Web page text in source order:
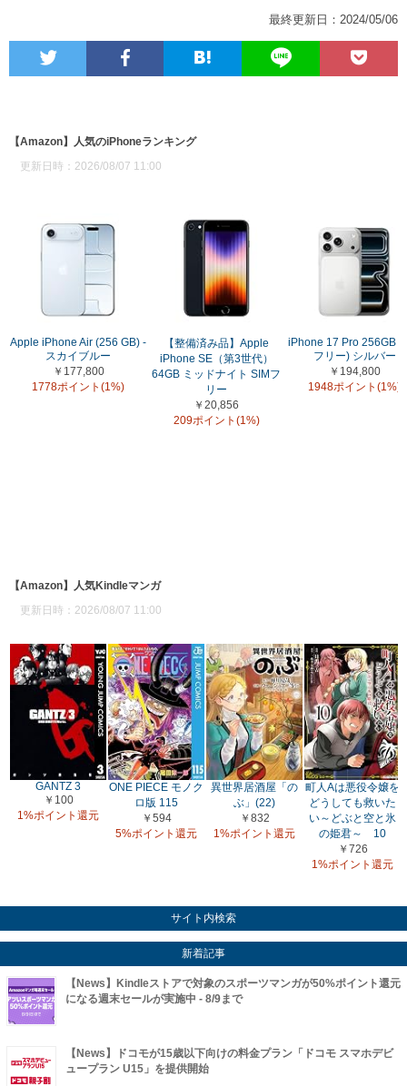
最終更新日：2024/05/06
【Amazon】人気のiPhoneランキング
更新日時：2026/08/07 11:00
Apple iPhone Air (256 GB) -
スカイブルー
￥177,800
1778ポイント(1%)
【整備済み品】Apple
iPhone SE（第3世代）
64GB ミッドナイト SIMフ
リー
￥20,856
209ポイント(1%)
iPhone 17 Pro 256GB
フリー) シルバー
￥194,800
1948ポイント(1%)
【Amazon】人気Kindleマンガ
更新日時：2026/08/07 11:00
GANTZ 3
￥100
1%ポイント還元
ONE PIECE モノク
ロ版 115
￥594
5%ポイント還元
異世界居酒屋「の
ぶ」(22)
￥832
1%ポイント還元
町人Aは悪役令嬢を
どうしても救いた
い～どぶと空と氷
の姫君～ 10
￥726
1%ポイント還元
サイト内検索
新着記事
【News】Kindleストアで対象のスポーツマンガが50%ポイント還元
になる週末セールが実施中 - 8/9まで
【News】ドコモが15歳以下向けの料金プラン「ドコモ スマホデビ
ュープラン U15」を提供開始